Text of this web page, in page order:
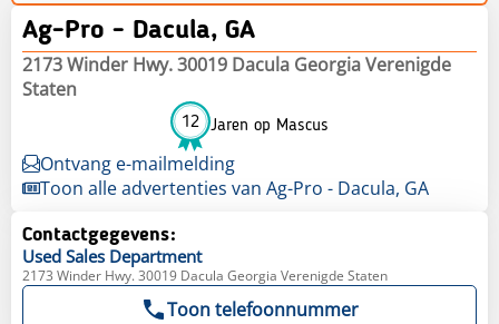
Ag-Pro - Dacula, GA
2173 Winder Hwy. 30019 Dacula Georgia Verenigde
Staten
12 Jaren op Mascus
Ontvang e-mailmelding
Toon alle advertenties van Ag-Pro - Dacula, GA
Contactgegevens:
Used Sales Department
2173 Winder Hwy. 30019 Dacula Georgia Verenigde Staten
Toon telefoonnummer